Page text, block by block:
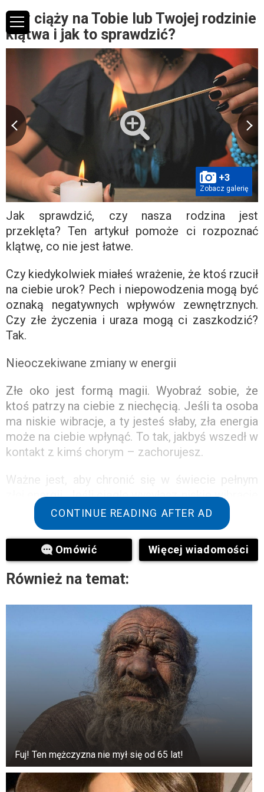
Czy ciąży na Tobie lub Twojej rodzinie
klątwa i jak to sprawdzić?
+3
Zobacz galerię
Jak sprawdzić, czy nasza rodzina jest
przeklęta? Ten artykuł pomoże ci rozpoznać
klątwę, co nie jest łatwe.
Czy kiedykolwiek miałeś wrażenie, że ktoś rzucił
na ciebie urok? Pech i niepowodzenia mogą być
oznaką negatywnych wpływów zewnętrznych.
Czy złe życzenia i uraza mogą ci zaszkodzić?
Tak.
Nieoczekiwane zmiany w energii
Złe oko jest formą magii. Wyobraź sobie, że
ktoś patrzy na ciebie z niechęcią. Jeśli ta osoba
ma niskie wibracje, a ty jesteś słaby, zła energia
może na ciebie wpłynąć. To tak, jakbyś wszedł w
kontakt z kimś chorym – zachorujesz.
Ważne jest, aby chronić się w świecie pełnym
złej energii. Jeśli ciągle wysyłasz niskie wibracje
do danej osoby, zapadnie ona w duchową
śpiączkę i będzie musiała walczyć o
przetrwanie w przestrzeni energetycznej.
czują się źle sami ze sobą, jest to oznaka
CONTINUE READING AFTER AD
Omówić Więcej wiadomości
Również na temat:
Fuj! Ten mężczyzna nie mył się od 65 lat!